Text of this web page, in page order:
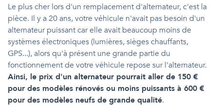
Le plus cher lors d'un remplacement d'alternateur, c'est la
pièce. Il y a 20 ans, votre véhicule n'avait pas besoin d'un
alternateur puissant car elle avait beaucoup moins de
systèmes électroniques (lumières, sièges chauffants,
GPS...), alors qu'à présent une grande partie du
fonctionnement de votre véhicule repose sur l'alternateur.
Ainsi, le prix d'un alternateur pourrait aller de 150 €
pour des modèles rénovés ou moins puissants à 600 €
pour des modèles neufs de grande qualité.